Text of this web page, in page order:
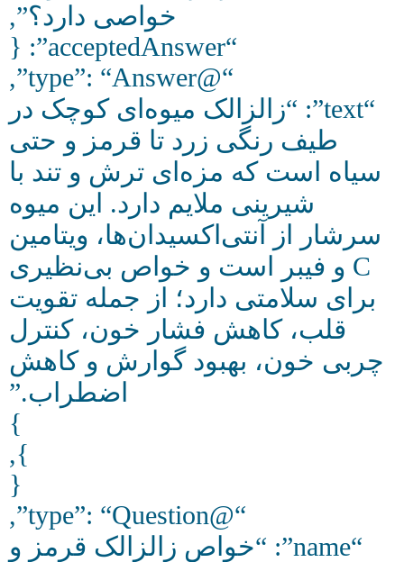
خواصی دارد؟”,
“acceptedAnswer”: {
“@type”: “Answer”,
“text”: “زالزالک میوه‌ای کوچک در
طیف رنگی زرد تا قرمز و حتی
سیاه است که مزه‌ای ترش و تند با
شیرینی ملایم دارد. این میوه
سرشار از آنتی‌اکسیدان‌ها، ویتامین
C و فیبر است و خواص بی‌نظیری
برای سلامتی دارد؛ از جمله تقویت
قلب، کاهش فشار خون، کنترل
چربی خون، بهبود گوارش و کاهش
اضطراب.”
}
},
{
“@type”: “Question”,
“name”: “خواص زالزالک قرمز و